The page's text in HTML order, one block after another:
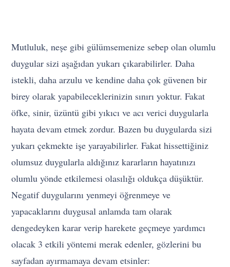
Mutluluk, neşe gibi gülümsemenize sebep olan olumlu
duygular sizi aşağıdan yukarı çıkarabilirler. Daha
istekli, daha arzulu ve kendine daha çok güvenen bir
birey olarak yapabileceklerinizin sınırı yoktur. Fakat
öfke, sinir, üzüntü gibi yıkıcı ve acı verici duygularla
hayata devam etmek zordur. Bazen bu duygularda sizi
yukarı çekmekte işe yarayabilirler. Fakat hissettiğiniz
olumsuz duygularla aldığınız kararların hayatınızı
olumlu yönde etkilemesi olasılığı oldukça düşüktür.
Negatif duygularını yenmeyi öğrenmeye ve
yapacaklarını duygusal anlamda tam olarak
dengedeyken karar verip harekete geçmeye yardımcı
olacak 3 etkili yöntemi merak edenler, gözlerini bu
sayfadan ayırmamaya devam etsinler: